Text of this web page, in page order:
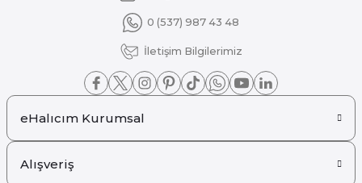
0 (537) 987 43 48
İletişim Bilgilerimiz
eHalıcım Kurumsal
Alışveriş